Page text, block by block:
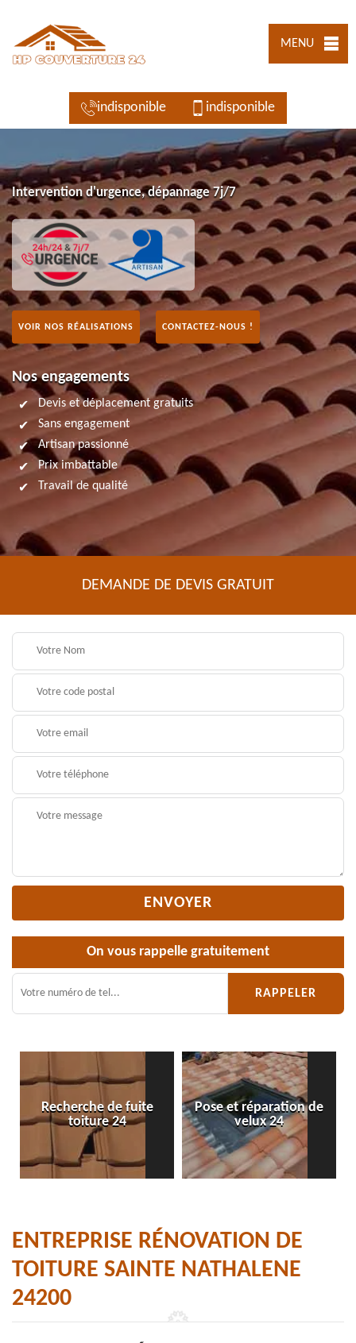
MENU
indisponible indisponible
Intervention d'urgence, dépannage 7j/7
VOIR NOS RÉALISATIONS CONTACTEZ-NOUS !
Nos engagements
Devis et déplacement gratuits
Sans engagement
Artisan passionné
Prix imbattable
Travail de qualité
DEMANDE DE DEVIS GRATUIT
On vous rappelle gratuitement
Recherche de fuite
toiture 24
Pose et réparation de
velux 24
ENTREPRISE RÉNOVATION DE
TOITURE SAINTE NATHALENE
24200